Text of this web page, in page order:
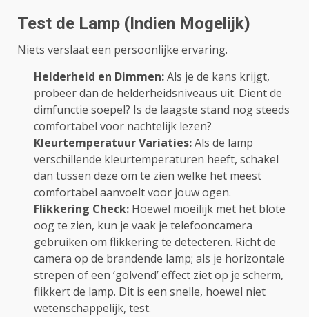
Test de Lamp (Indien Mogelijk)
Niets verslaat een persoonlijke ervaring.
Helderheid en Dimmen:Als je de kans krijgt,
probeer dan de helderheidsniveaus uit. Dient de
dimfunctie soepel? Is de laagste stand nog steeds
comfortabel voor nachtelijk lezen?
Kleurtemperatuur Variaties:Als de lamp
verschillende kleurtemperaturen heeft, schakel
dan tussen deze om te zien welke het meest
comfortabel aanvoelt voor jouw ogen.
Flikkering Check: Hoewel moeilijk met het blote
oog te zien, kun je vaak je telefooncamera
gebruiken om flikkering te detecteren. Richt de
camera op de brandende lamp; als je horizontale
strepen of een ‘golvend’ effect ziet op je scherm,
flikkert de lamp. Dit is een snelle, hoewel niet
wetenschappelijk, test.